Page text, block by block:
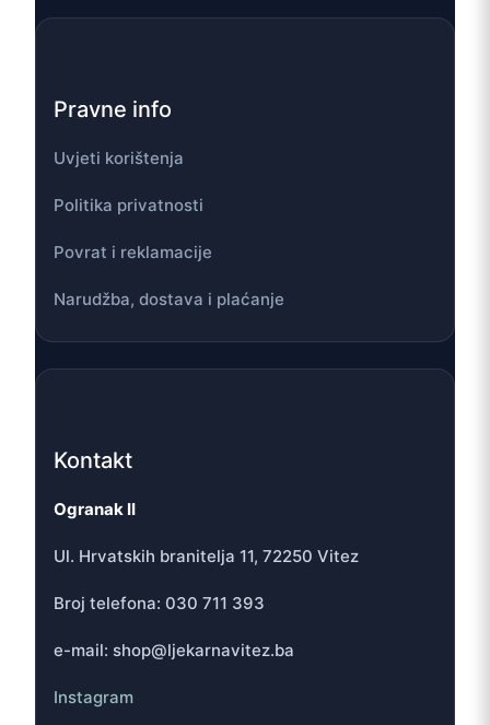
Pravne info
Uvjeti korištenja
Politika privatnosti
Povrat i reklamacije
Narudžba, dostava i plaćanje
Kontakt
Ogranak II
Ul. Hrvatskih branitelja 11, 72250 Vitez
Broj telefona: 030 711 393
e-mail: shop@ljekarnavitez.ba
Instagram